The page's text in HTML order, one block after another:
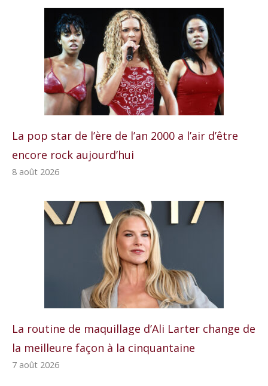
La pop star de l’ère de l’an 2000 a l’air d’être
encore rock aujourd’hui
8 août 2026
La routine de maquillage d’Ali Larter change de
la meilleure façon à la cinquantaine
7 août 2026